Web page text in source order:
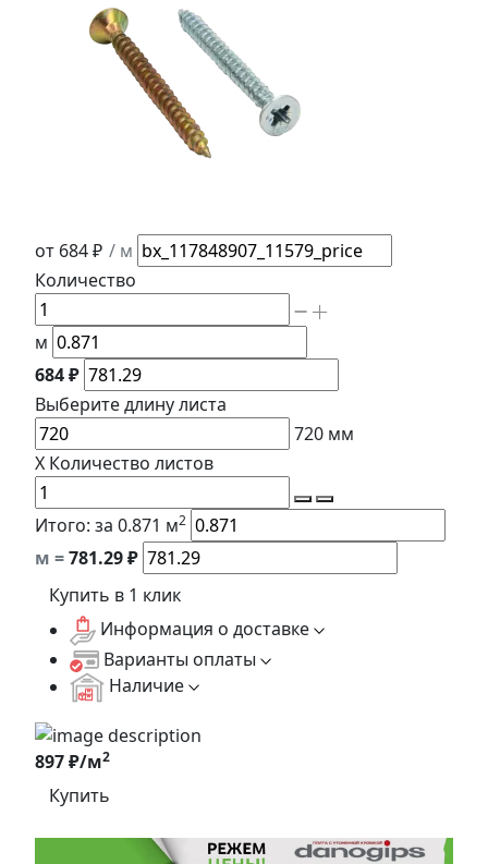
от 684 ₽ / м
Количество
м
684 ₽
Выберите длинулиста
720 мм
X Количество листов
Итого: за 0.871 м2
м =781.29₽
Купить в 1 клик
Информация о доставке
Варианты оплаты
Наличие
897 ₽/м2
Купить